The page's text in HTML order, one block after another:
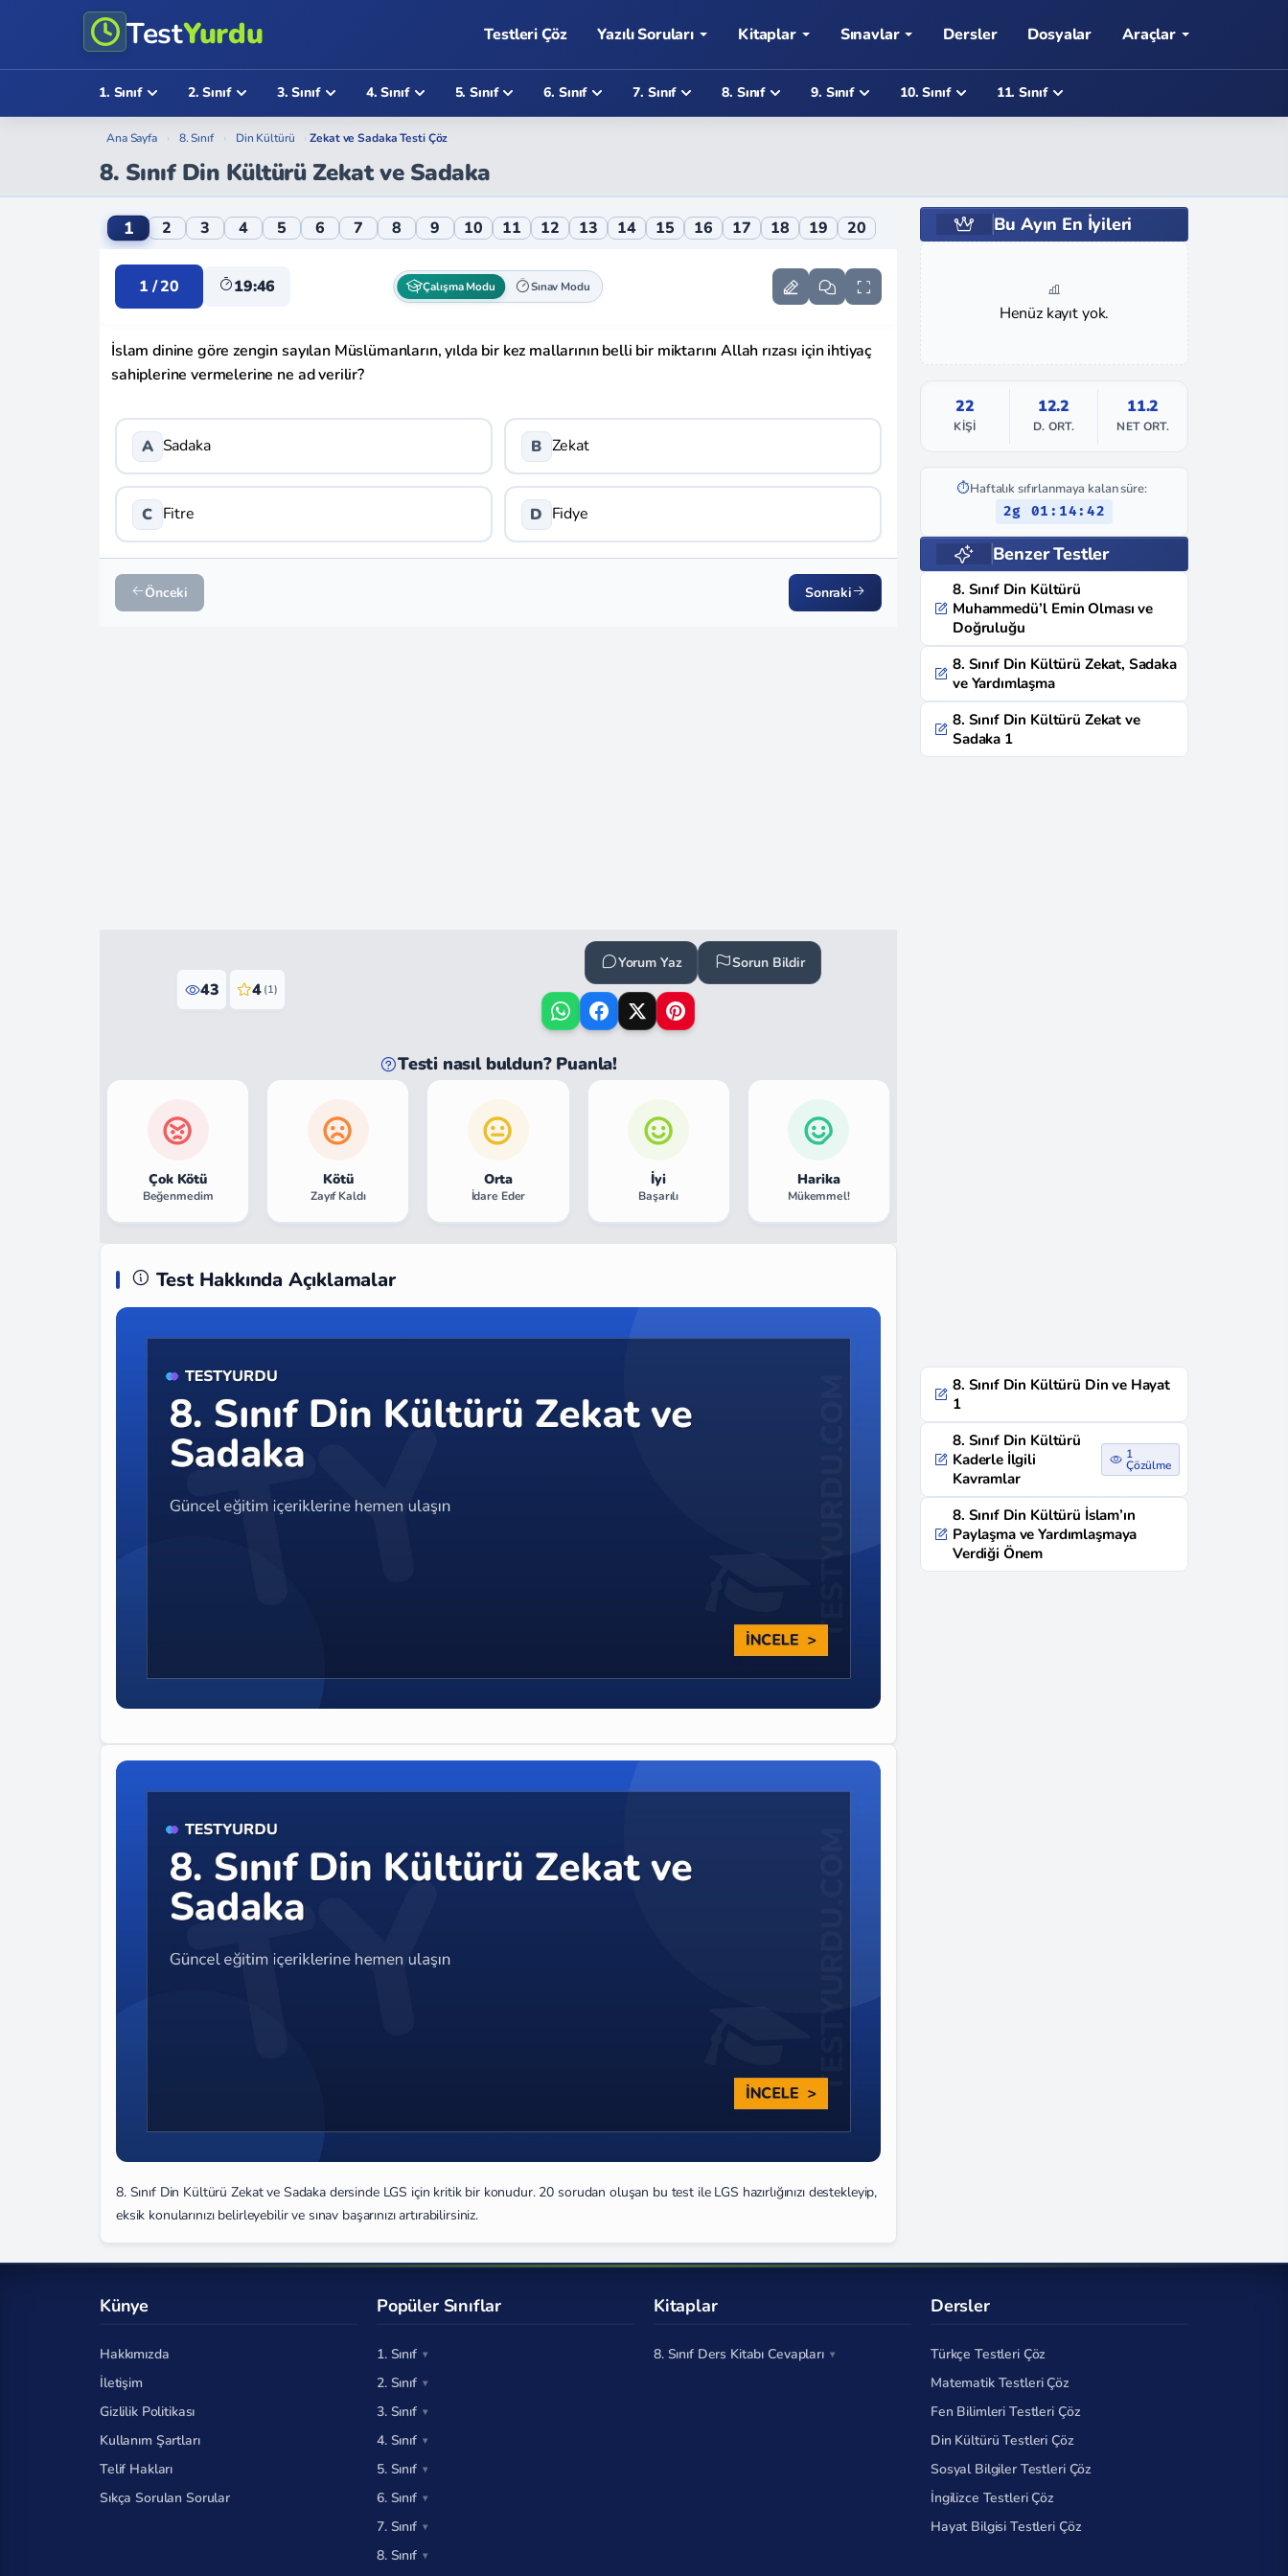
TestYurdu Testleri Çöz Yazılı Soruları Kitaplar Sınavlar Dersler Dosyalar Araçlar
1. Sınıf 2. Sınıf 3. Sınıf 4. Sınıf 5. Sınıf 6. Sınıf 7. Sınıf 8. Sınıf 9. Sınıf 10. Sınıf 11. Sınıf
Ana Sayfa › 8. Sınıf › Din Kültürü › Zekat ve Sadaka Testi Çöz
8. Sınıf Din Kültürü Zekat ve Sadaka
8. Sınıf Din Kültürü Zekat ve Sadaka Online Testi
1 2 3 4 5 6 7 8 9 10 11 12 13 14 15 16 17 18 19 20
1 / 20 19:46 Çalışma Modu Sınav Modu
İslam dinine göre zengin sayılan Müslümanların, yılda bir kez mallarının belli bir miktarını Allah rızası için ihtiyaç
sahiplerine vermelerine ne ad verilir?
A Sadaka B Zekat
C Fitre D Fidye
Önceki Sonraki
43 4 (1)
Yorum Yaz Sorun Bildir
Testi nasıl buldun? Puanla!
Çok Kötü
Beğenmedim
Kötü
Zayıf Kaldı
Orta
İdare Eder
İyi
Başarılı
Harika
Mükemmel!
Test Hakkında Açıklamalar
8. Sınıf Din Kültürü Zekat ve Sadaka dersinde LGS için kritik bir konudur. 20 sorudan oluşan bu test ile LGS hazırlığınızı destekleyip,
eksik konularınızı belirleyebilir ve sınav başarınızı artırabilirsiniz.
Bu Ayın En İyileri
Henüz kayıt yok.
22
KIŞI
12.2
D. ORT.
11.2
NET ORT.
⏱️Haftalık sıfırlanmaya kalan süre:
2g 01:14:41
Benzer Testler
8. Sınıf Din Kültürü
Muhammedü’l Emin Olması ve
Doğruluğu
8. Sınıf Din Kültürü Zekat, Sadaka
ve Yardımlaşma
8. Sınıf Din Kültürü Zekat ve
Sadaka 1
8. Sınıf Din Kültürü Din ve Hayat
1
8. Sınıf Din Kültürü
Kaderle İlgili
Kavramlar
1
Çözülme
8. Sınıf Din Kültürü İslam’ın
Paylaşma ve Yardımlaşmaya
Verdiği Önem
Künye
Hakkımızda
İletişim
Gizlilik Politikası
Kullanım Şartları
Telif Hakları
Sıkça Sorulan Sorular
Popüler Sınıflar
1. Sınıf
2. Sınıf
3. Sınıf
4. Sınıf
5. Sınıf
6. Sınıf
7. Sınıf
8. Sınıf
Kitaplar
8. Sınıf Ders Kitabı Cevapları
Dersler
Türkçe Testleri Çöz
Matematik Testleri Çöz
Fen Bilimleri Testleri Çöz
Din Kültürü Testleri Çöz
Sosyal Bilgiler Testleri Çöz
İngilizce Testleri Çöz
Hayat Bilgisi Testleri Çöz